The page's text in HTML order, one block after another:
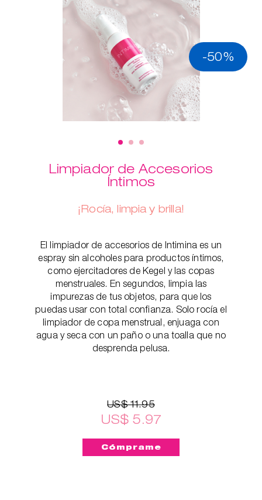
-50%
Limpiador de Accesorios
Íntimos
¡Rocía, limpia y brilla!
El limpiador de accesorios de Intimina es un
espray sin alcoholes para productos íntimos,
como ejercitadores de Kegel y las copas
menstruales. En segundos, limpia las
impurezas de tus objetos, para que los
puedas usar con total confianza. Solo rocía el
limpiador de copa menstrual, enjuaga con
agua y seca con un paño o una toalla que no
desprenda pelusa.
US$ 11.95
US$ 5.97